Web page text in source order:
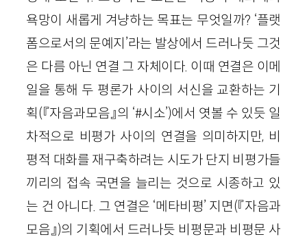
욕망이 새롭게 겨냥하는 목표는 무엇일까? ‘플랫
폼으로서의 문예지’라는 발상에서 드러나듯 그것
은 다름 아닌 연결 그 자체이다. 이때 연결은 이메
일을 통해 두 평론가 사이의 서신을 교환하는 기
획(『자음과모음』의 ‘#시소’)에서 엿볼 수 있듯 일
차적으로 비평가 사이의 연결을 의미하지만, 비
평적 대화를 재구축하려는 시도가 단지 비평가들
끼리의 접속 국면을 늘리는 것으로 시종하고 있
는 건 아니다. 그 연결은 ‘메타비평’ 지면(『자음과
모음』)의 기획에서 드러나듯 비평문과 비평문 사